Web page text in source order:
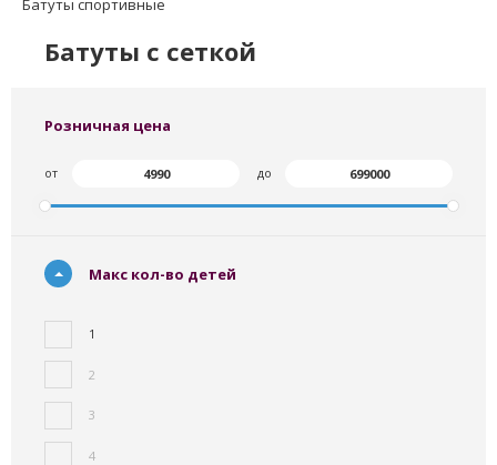
Батуты спортивные
Батуты с сеткой
Розничная цена
от до
Макс кол-во детей
1
2
3
4